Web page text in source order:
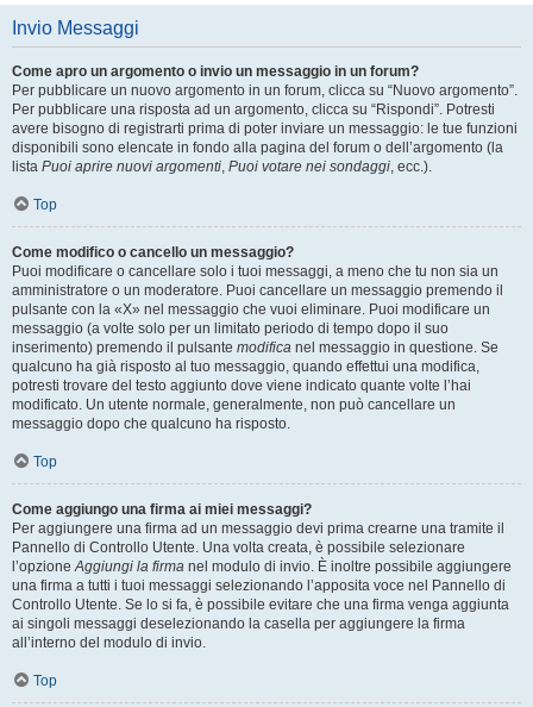
Invio Messaggi
Come apro un argomento o invio un messaggio in un forum?
Per pubblicare un nuovo argomento in un forum, clicca su “Nuovo argomento”.
Per pubblicare una risposta ad un argomento, clicca su “Rispondi”. Potresti
avere bisogno di registrarti prima di poter inviare un messaggio: le tue funzioni
disponibili sono elencate in fondo alla pagina del forum o dell’argomento (la
lista Puoi aprire nuovi argomenti, Puoi votare nei sondaggi, ecc.).
Top
Come modifico o cancello un messaggio?
Puoi modificare o cancellare solo i tuoi messaggi, a meno che tu non sia un
amministratore o un moderatore. Puoi cancellare un messaggio premendo il
pulsante con la «X» nel messaggio che vuoi eliminare. Puoi modificare un
messaggio (a volte solo per un limitato periodo di tempo dopo il suo
inserimento) premendo il pulsante modifica nel messaggio in questione. Se
qualcuno ha già risposto al tuo messaggio, quando effettui una modifica,
potresti trovare del testo aggiunto dove viene indicato quante volte l’hai
modificato. Un utente normale, generalmente, non può cancellare un
messaggio dopo che qualcuno ha risposto.
Top
Come aggiungo una firma ai miei messaggi?
Per aggiungere una firma ad un messaggio devi prima crearne una tramite il
Pannello di Controllo Utente. Una volta creata, è possibile selezionare
l’opzioneAggiungi la firma nel modulo di invio. È inoltre possibile aggiungere
una firma a tutti i tuoi messaggi selezionando l’apposita voce nel Pannello di
Controllo Utente. Se lo si fa, è possibile evitare che una firma venga aggiunta
ai singoli messaggi deselezionando la casella per aggiungere la firma
all’interno del modulo di invio.
Top